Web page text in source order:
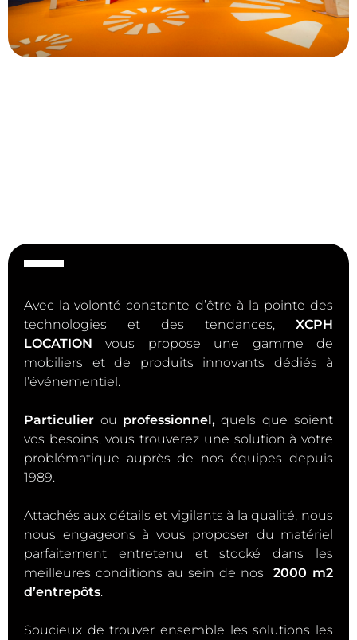
Avec la volonté constante d’être à la pointe des
technologies et des tendances, XCPH
LOCATION vous propose une gamme de
mobiliers et de produits innovants dédiés à
l’événementiel.
Particulier ou professionnel, quels que soient
vos besoins, vous trouverez une solution à votre
problématique auprès de nos équipes depuis
1989.
Attachés aux détails et vigilants à la qualité, nous
nous engageons à vous proposer du matériel
parfaitement entretenu et stocké dans les
meilleures conditions au sein de nos 2000 m2
d’entrepôts.
Soucieux de trouver ensemble les solutions les